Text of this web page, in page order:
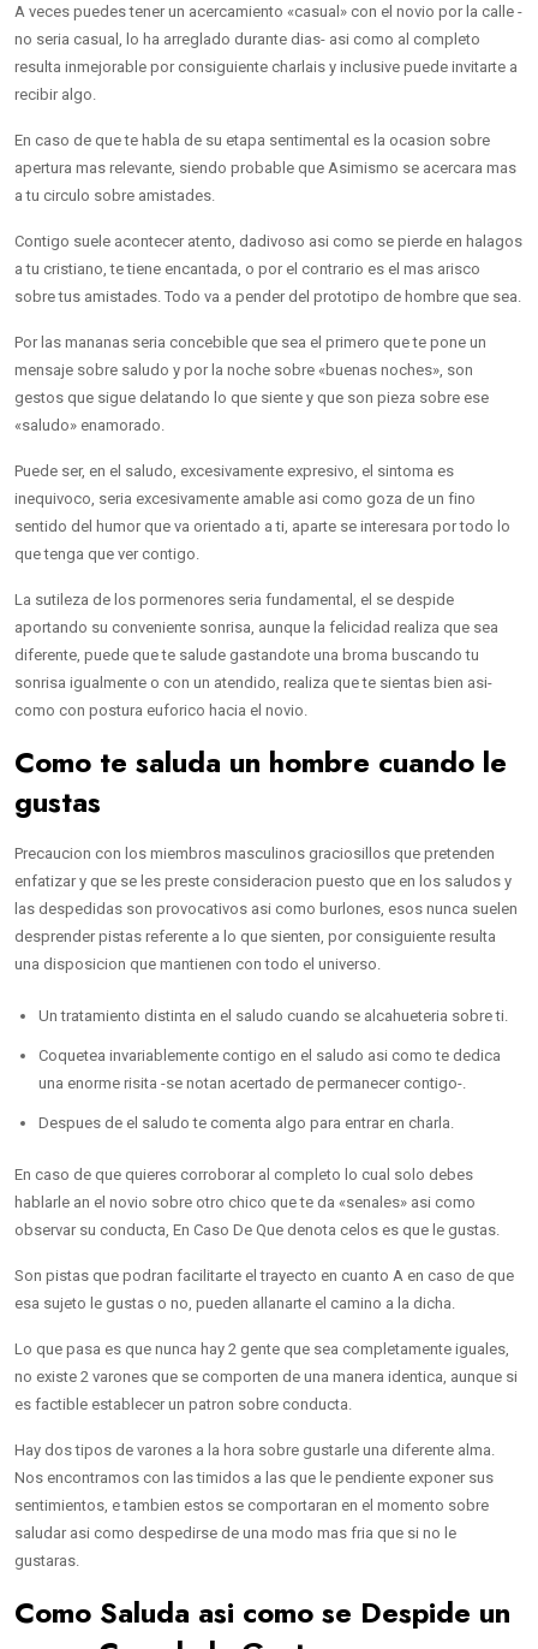
A veces puedes tener un acercamiento «casual» con el novio por la calle -
no seri­a casual, lo ha arreglado durante dias- asi­ como al completo
resulta inmejorable por consiguiente charlais y inclusive puede invitarte a
recibir algo.
En caso de que te habla de su etapa sentimental es la ocasion sobre
apertura mas relevante, siendo probable que Asimismo se acercara mas
a tu circulo sobre amistades.
Contigo suele acontecer atento, dadivoso asi­ como se pierde en halagos
a tu cristiano, te tiene encantada, o por el contrario es el mas arisco
sobre tus amistades. Todo va a pender del prototipo de hombre que sea.
Por las mananas seri­a concebible que sea el primero que te pone un
mensaje sobre saludo y por la noche sobre «buenas noches», son
gestos que sigue delatando lo que siente y que son pieza sobre ese
«saludo» enamorado.
Puede ser, en el saludo, excesivamente expresivo, el sintoma es
inequivoco, seri­a excesivamente amable asi­ como goza de un fino
sentido del humor que va orientado a ti, aparte se interesara por todo lo
que tenga que ver contigo.
La sutileza de los pormenores seri­a fundamental, el se despide
aportando su conveniente sonrisa, aunque la felicidad realiza que sea
diferente, puede que te salude gastandote una broma buscando tu
sonrisa igualmente o con un atendido, realiza que te sientas bien asi­
como con postura euforico hacia el novio.
Como te saluda un hombre cuando le
gustas
Precaucion con los miembros masculinos graciosillos que pretenden
enfatizar y que se les preste consideracion puesto que en los saludos y
las despedidas son provocativos asi­ como burlones, esos nunca suelen
desprender pistas referente a lo que sienten, por consiguiente resulta
una disposicion que mantienen con todo el universo.
Un tratamiento distinta en el saludo cuando se alcahueteria sobre ti.
Coquetea invariablemente contigo en el saludo asi­ como te dedica
una enorme risita -se notan acertado de permanecer contigo-.
Despues de el saludo te comenta algo para entrar en charla.
En caso de que quieres corroborar al completo lo cual solo debes
hablarle an el novio sobre otro chico que te da «senales» asi­ como
observar su conducta, En Caso De Que denota celos es que le gustas.
Son pistas que podran facilitarte el trayecto en cuanto A en caso de que
esa sujeto le gustas o no, pueden allanarte el camino a la dicha.
Lo que pasa es que nunca hay 2 gente que sea completamente iguales,
no existe 2 varones que se comporten de una manera identica, aunque si
es factible establecer un patron sobre conducta.
Hay dos tipos de varones a la hora sobre gustarle una diferente alma.
Nos encontramos con las timidos a las que le pendiente exponer sus
sentimientos, e tambien estos se comportaran en el momento sobre
saludar asi­ como despedirse de una modo mas fria que si no le
gustaras.
Como Saluda asi­ como se Despide un